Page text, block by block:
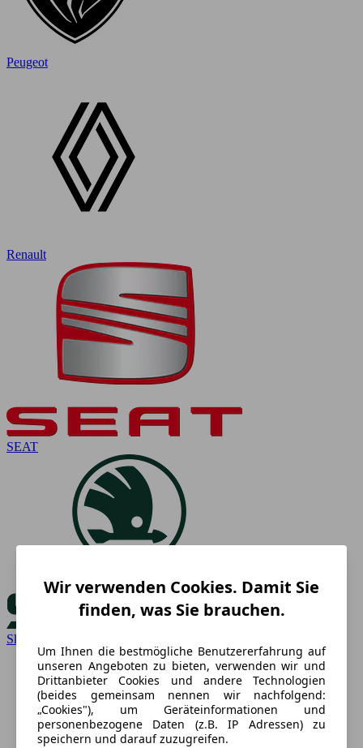
Wir verwenden Cookies. Damit Sie
finden, was Sie brauchen.
Um Ihnen die bestmögliche Benutzererfahrung auf
unseren Angeboten zu bieten, verwenden wir und
Drittanbieter Cookies und andere Technologien
(beides gemeinsam nennen wir nachfolgend:
„Cookies"), um Geräteinformationen und
personenbezogene Daten (z.B. IP Adressen) zu
speichern und darauf zuzugreifen.
Peugeot
Renault
SEAT
Skoda